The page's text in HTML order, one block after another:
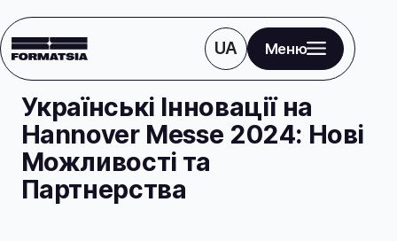
UA Меню
Блог Новини
Українські Інновації на
Hannover Messe 2024: Нові
Можливості та
Партнерства